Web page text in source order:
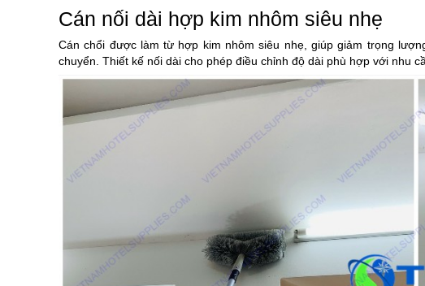
Cán nối dài hợp kim nhôm siêu nhẹ
Cán chổi được làm từ hợp kim nhôm siêu nhẹ, giúp giảm trọng
chuyển. Thiết kế nối dài cho phép điều chỉnh độ dài phù hợp với nhu